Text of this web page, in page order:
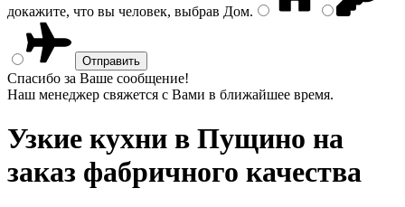
докажите, что вы человек, выбрав Дом.
Спасибо за Ваше сообщение!
Наш менеджер свяжется с Вами в ближайшее время.
Узкие кухни в Пущино на
заказ фабричного качества